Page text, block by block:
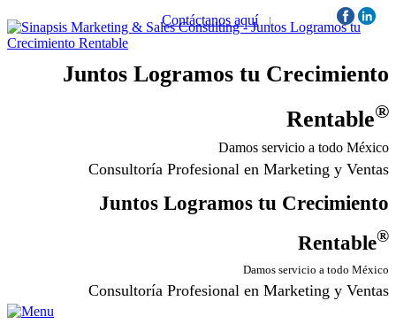
Contáctanos aquí | Síguenos:
Juntos Logramos tu Crecimiento
Rentable®
Damos servicio a todo México
Consultoría Profesional en Marketing y Ventas
Juntos Logramos tu Crecimiento
Rentable®
Damos servicio a todo México
Consultoría Profesional en Marketing y Ventas